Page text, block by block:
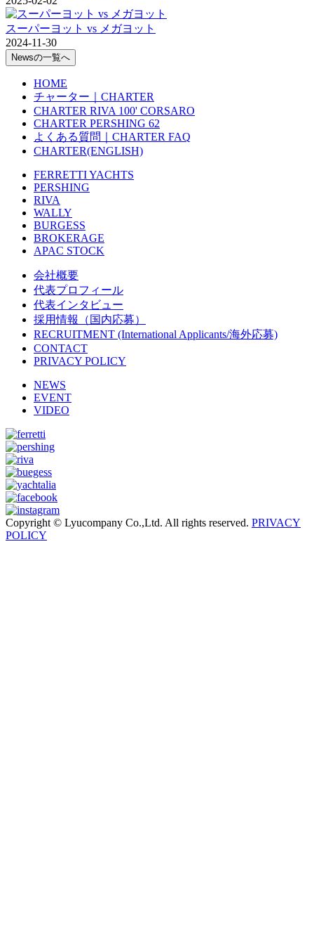
スーパーヨット vs メガヨット
2024-11-30
Newsの一覧へ
HOME
チャーター｜CHARTER
CHARTER RIVA 100' CORSARO
CHARTER PERSHING 62
よくある質問｜CHARTER FAQ
CHARTER(ENGLISH)
FERRETTI YACHTS
PERSHING
RIVA
WALLY
BURGESS
BROKERAGE
APAC STOCK
会社概要
代表プロフィール
代表インタビュー
採用情報（国内応募）
RECRUITMENT (International Applicants/海外応募)
CONTACT
PRIVACY POLICY
NEWS
EVENT
VIDEO
Copyright © Lyucompany Co.,Ltd. All rights reserved. PRIVACY
POLICY